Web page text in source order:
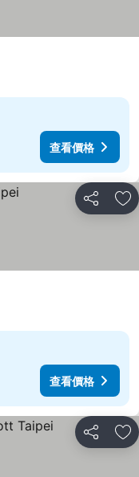
查看價格
分享 放
查看價格
分享 放